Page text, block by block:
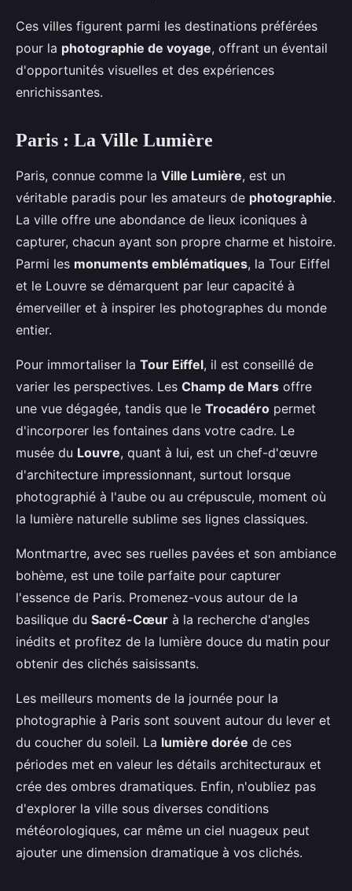
Ces villes figurent parmi les destinations préférées
pour la photographie de voyage, offrant un éventail
d'opportunités visuelles et des expériences
enrichissantes.
Paris : La Ville Lumière
Paris, connue comme la Ville Lumière, est un
véritable paradis pour les amateurs de photographie.
La ville offre une abondance de lieux iconiques à
capturer, chacun ayant son propre charme et histoire.
Parmi les monuments emblématiques, la Tour Eiffel
et le Louvre se démarquent par leur capacité à
émerveiller et à inspirer les photographes du monde
entier.
Pour immortaliser la Tour Eiffel, il est conseillé de
varier les perspectives. Les Champ de Mars offre
une vue dégagée, tandis que le Trocadéro permet
d'incorporer les fontaines dans votre cadre. Le
musée du Louvre, quant à lui, est un chef-d'œuvre
d'architecture impressionnant, surtout lorsque
photographié à l'aube ou au crépuscule, moment où
la lumière naturelle sublime ses lignes classiques.
Montmartre, avec ses ruelles pavées et son ambiance
bohème, est une toile parfaite pour capturer
l'essence de Paris. Promenez-vous autour de la
basilique du Sacré-Cœur à la recherche d'angles
inédits et profitez de la lumière douce du matin pour
obtenir des clichés saisissants.
Les meilleurs moments de la journée pour la
photographie à Paris sont souvent autour du lever et
du coucher du soleil. La lumière dorée de ces
périodes met en valeur les détails architecturaux et
crée des ombres dramatiques. Enfin, n'oubliez pas
d'explorer la ville sous diverses conditions
météorologiques, car même un ciel nuageux peut
ajouter une dimension dramatique à vos clichés.